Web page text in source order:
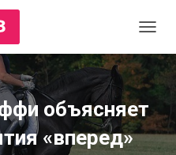
Е
Р
Е
Л
Ю
объясняет
«вперед»